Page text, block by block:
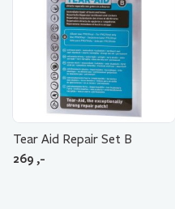
Tear Aid Repair Set B
269 ,-